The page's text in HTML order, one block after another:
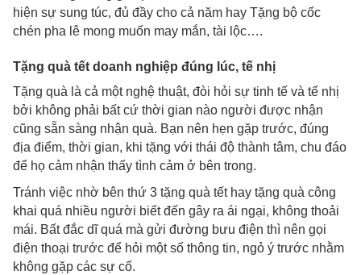
hiện sự sung túc, đủ đầy cho cả năm hay Tặng bộ cốc
chén pha lê mong muốn may mắn, tài lộc….
Tặng quà tết doanh nghiệp đúng lúc, tế nhị
Tặng quà là cả một nghệ thuật, đòi hỏi sự tinh tế và tế nhị
bởi không phải bất cứ thời gian nào người được nhận
cũng sẵn sàng nhận quà. Bạn nên hẹn gặp trước, đúng
địa điểm, thời gian, khi tặng với thái độ thành tâm, chu đáo
để họ cảm nhận thấy tình cảm ở bên trong.
Tránh việc nhờ bên thứ 3 tặng quà tết hay tặng quà công
khai quá nhiều người biết đến gây ra ái ngại, không thoải
mái. Bất đắc dĩ quá mà gửi đường bưu điện thì nên gọi
điện thoại trước để hỏi một số thông tin, ngỏ ý trước nhằm
không gặp các sự cố.